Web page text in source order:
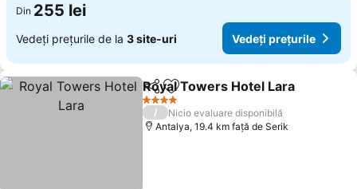
Din 255 lei
Vedeți prețurile de la 3 site-uri Vedeți prețurile
DistribuițiAdăugaţi la favorite
Royal Towers Hotel Lara
4 Stele
/
Nicio evaluare disponibilă
Antalya, 19.4 km faţă de Serik